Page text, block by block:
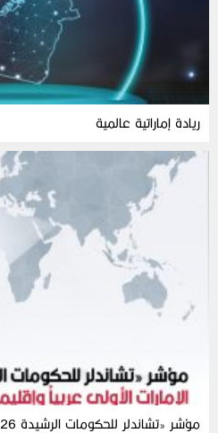
ريادة إماراتية عالمية